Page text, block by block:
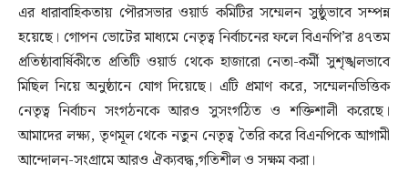
এর ধারাবাহিকতায় পৌরসভার ওয়ার্ড কমিটির সম্মেলন সুষ্ঠুভাবে সম্পন্ন
হয়েছে। গোপন ভোটের মাধ্যমে নেতৃত্ব নির্বাচনের ফলে বিএনপি’র ৪৭তম
প্রতিষ্ঠাবার্ষিকীতে প্রতিটি ওয়ার্ড থেকে হাজারো নেতা-কর্মী সুশৃঙ্খলভাবে
মিছিল নিয়ে অনুষ্ঠানে যোগ দিয়েছে। এটি প্রমাণ করে, সম্মেলনভিত্তিক
নেতৃত্ব নির্বাচন সংগঠনকে আরও সুসংগঠিত ও শক্তিশালী করেছে।
আমাদের লক্ষ্য, তৃণমূল থেকে নতুন নেতৃত্ব তৈরি করে বিএনপিকে আগামী
আন্দোলন-সংগ্রামে আরও ঐক্যবদ্ধ,গতিশীল ও সক্ষম করা।